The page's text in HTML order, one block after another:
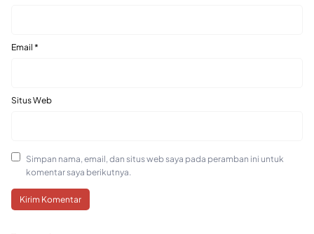
Email *
Situs Web
Simpan nama, email, dan situs web saya pada peramban ini untuk
komentar saya berikutnya.